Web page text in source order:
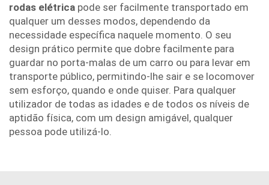
rodas elétrica pode ser facilmente transportado em
qualquer um desses modos, dependendo da
necessidade específica naquele momento. O seu
design prático permite que dobre facilmente para
guardar no porta-malas de um carro ou para levar em
transporte público, permitindo-lhe sair e se locomover
sem esforço, quando e onde quiser. Para qualquer
utilizador de todas as idades e de todos os níveis de
aptidão física, com um design amigável, qualquer
pessoa pode utilizá-lo.